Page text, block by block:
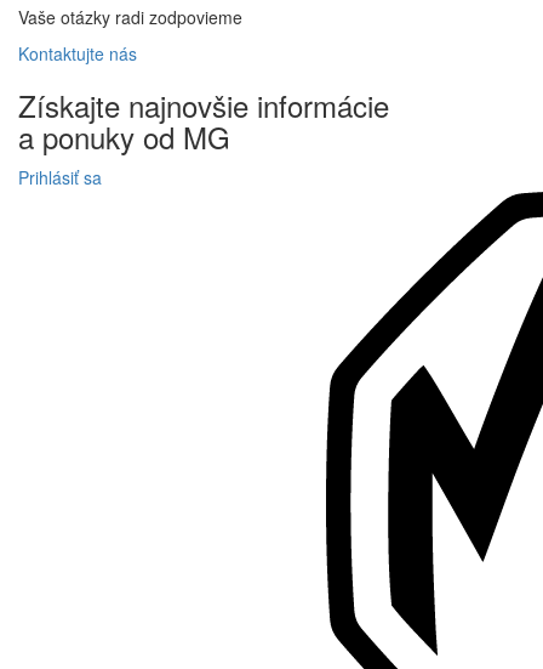
Vaše otázky radi zodpovieme
Kontaktujte nás
Získajte najnovšie informácie
a ponuky od MG
Prihlásiť sa